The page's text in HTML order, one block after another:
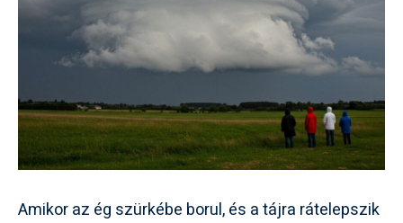
Amikor az ég szürkébe borul, és a tájra rátelepszik